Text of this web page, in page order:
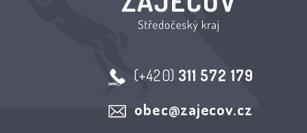
(+420) 311 572 179
obec@zajecov.cz